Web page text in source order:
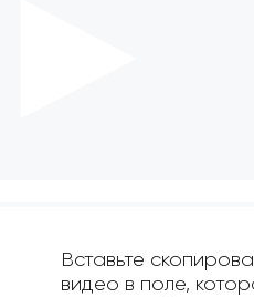
Вставьте
видео в поле,